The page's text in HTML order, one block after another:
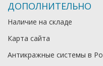
ДОПОЛНИТЕЛЬНО
Наличие на складе
Карта сайта
Антикражные системы в